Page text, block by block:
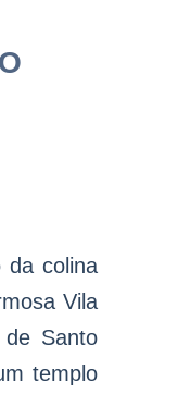
da colina
Vila
Santo
templo